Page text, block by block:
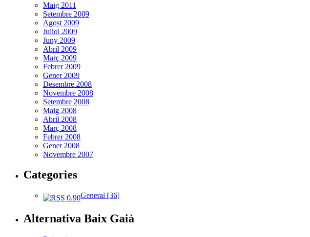
Maig 2011
Setembre 2009
Agost 2009
Juliol 2009
Juny 2009
Abril 2009
Març 2009
Febrer 2009
Gener 2009
Desembre 2008
Novembre 2008
Setembre 2008
Maig 2008
Abril 2008
Març 2008
Febrer 2008
Gener 2008
Novembre 2007
Categories
General [36]
Alternativa Baix Gaià